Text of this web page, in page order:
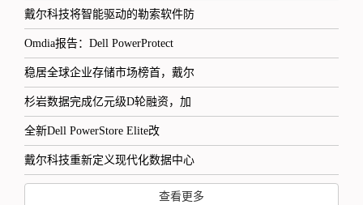
戴尔科技将智能驱动的勒索软件防
Omdia报告：Dell PowerProtect
稳居全球企业存储市场榜首，戴尔
杉岩数据完成亿元级D轮融资，加
全新Dell PowerStore Elite改
戴尔科技重新定义现代化数据中心
查看更多